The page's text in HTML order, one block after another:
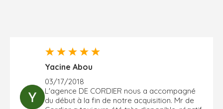
Yacine Abou
03/17/2018
L'agence DE CORDIER nous a accompagné
du début à la fin de notre acquisition. Mr de